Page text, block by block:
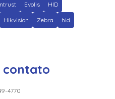
Evolis HID
Hikvision Zebra hid
contato
4770